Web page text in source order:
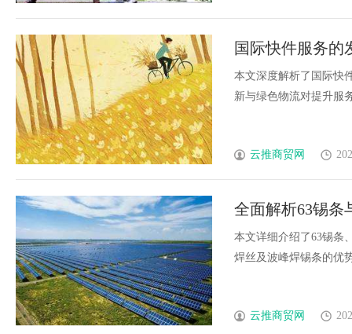
国际快件服务的
本文深度解析了国际快
新与绿色物流对提升服
云推商贸网
全面解析63锡条
本文详细介绍了63锡条
焊丝及波峰焊锡条的优
云推商贸网